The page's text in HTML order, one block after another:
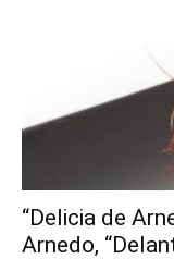
“Delicia de
Arnedo,